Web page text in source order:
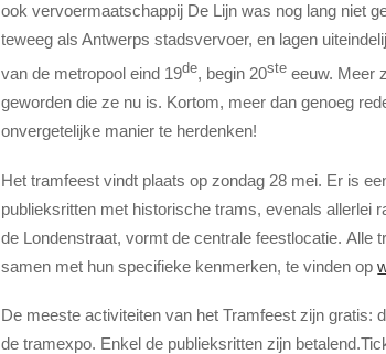
ook vervoermaatschappij De Lijn was nog lang niet
teweeg als Antwerps stadsvervoer, en lagen
van de metropool eind 19de, begin 20ste eeuw. Meer
geworden die ze nu is. Kortom, meer dan genoeg
onvergetelijke manier te herdenken!
Het tramfeest vindt plaats op zondag 28 mei. Er is
publieksritten met historische trams, evenals allerlei
de Londenstraat, vormt de centrale feestlocatie. Alle
samen met hun specifieke kenmerken, te vinden op
De meeste activiteiten van het Tramfeest zijn gratis:
de tramexpo. Enkel de publieksritten zijn